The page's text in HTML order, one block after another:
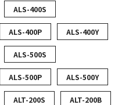
ALS-400S
ALS-400P ALS-400Y
ALS-500S
ALS-500P ALS-500Y
ALT-200S ALT-200B